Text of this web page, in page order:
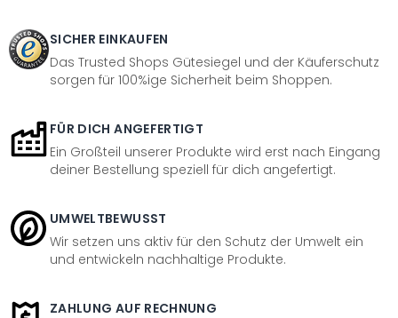
SICHER EINKAUFEN
Das Trusted Shops Gütesiegel und der Käuferschutz
sorgen für 100%ige Sicherheit beim Shoppen.
FÜR DICH ANGEFERTIGT
Ein Großteil unserer Produkte wird erst nach Eingang
deiner Bestellung speziell für dich angefertigt.
UMWELTBEWUSST
Wir setzen uns aktiv für den Schutz der Umwelt ein
und entwickeln nachhaltige Produkte.
ZAHLUNG AUF RECHNUNG